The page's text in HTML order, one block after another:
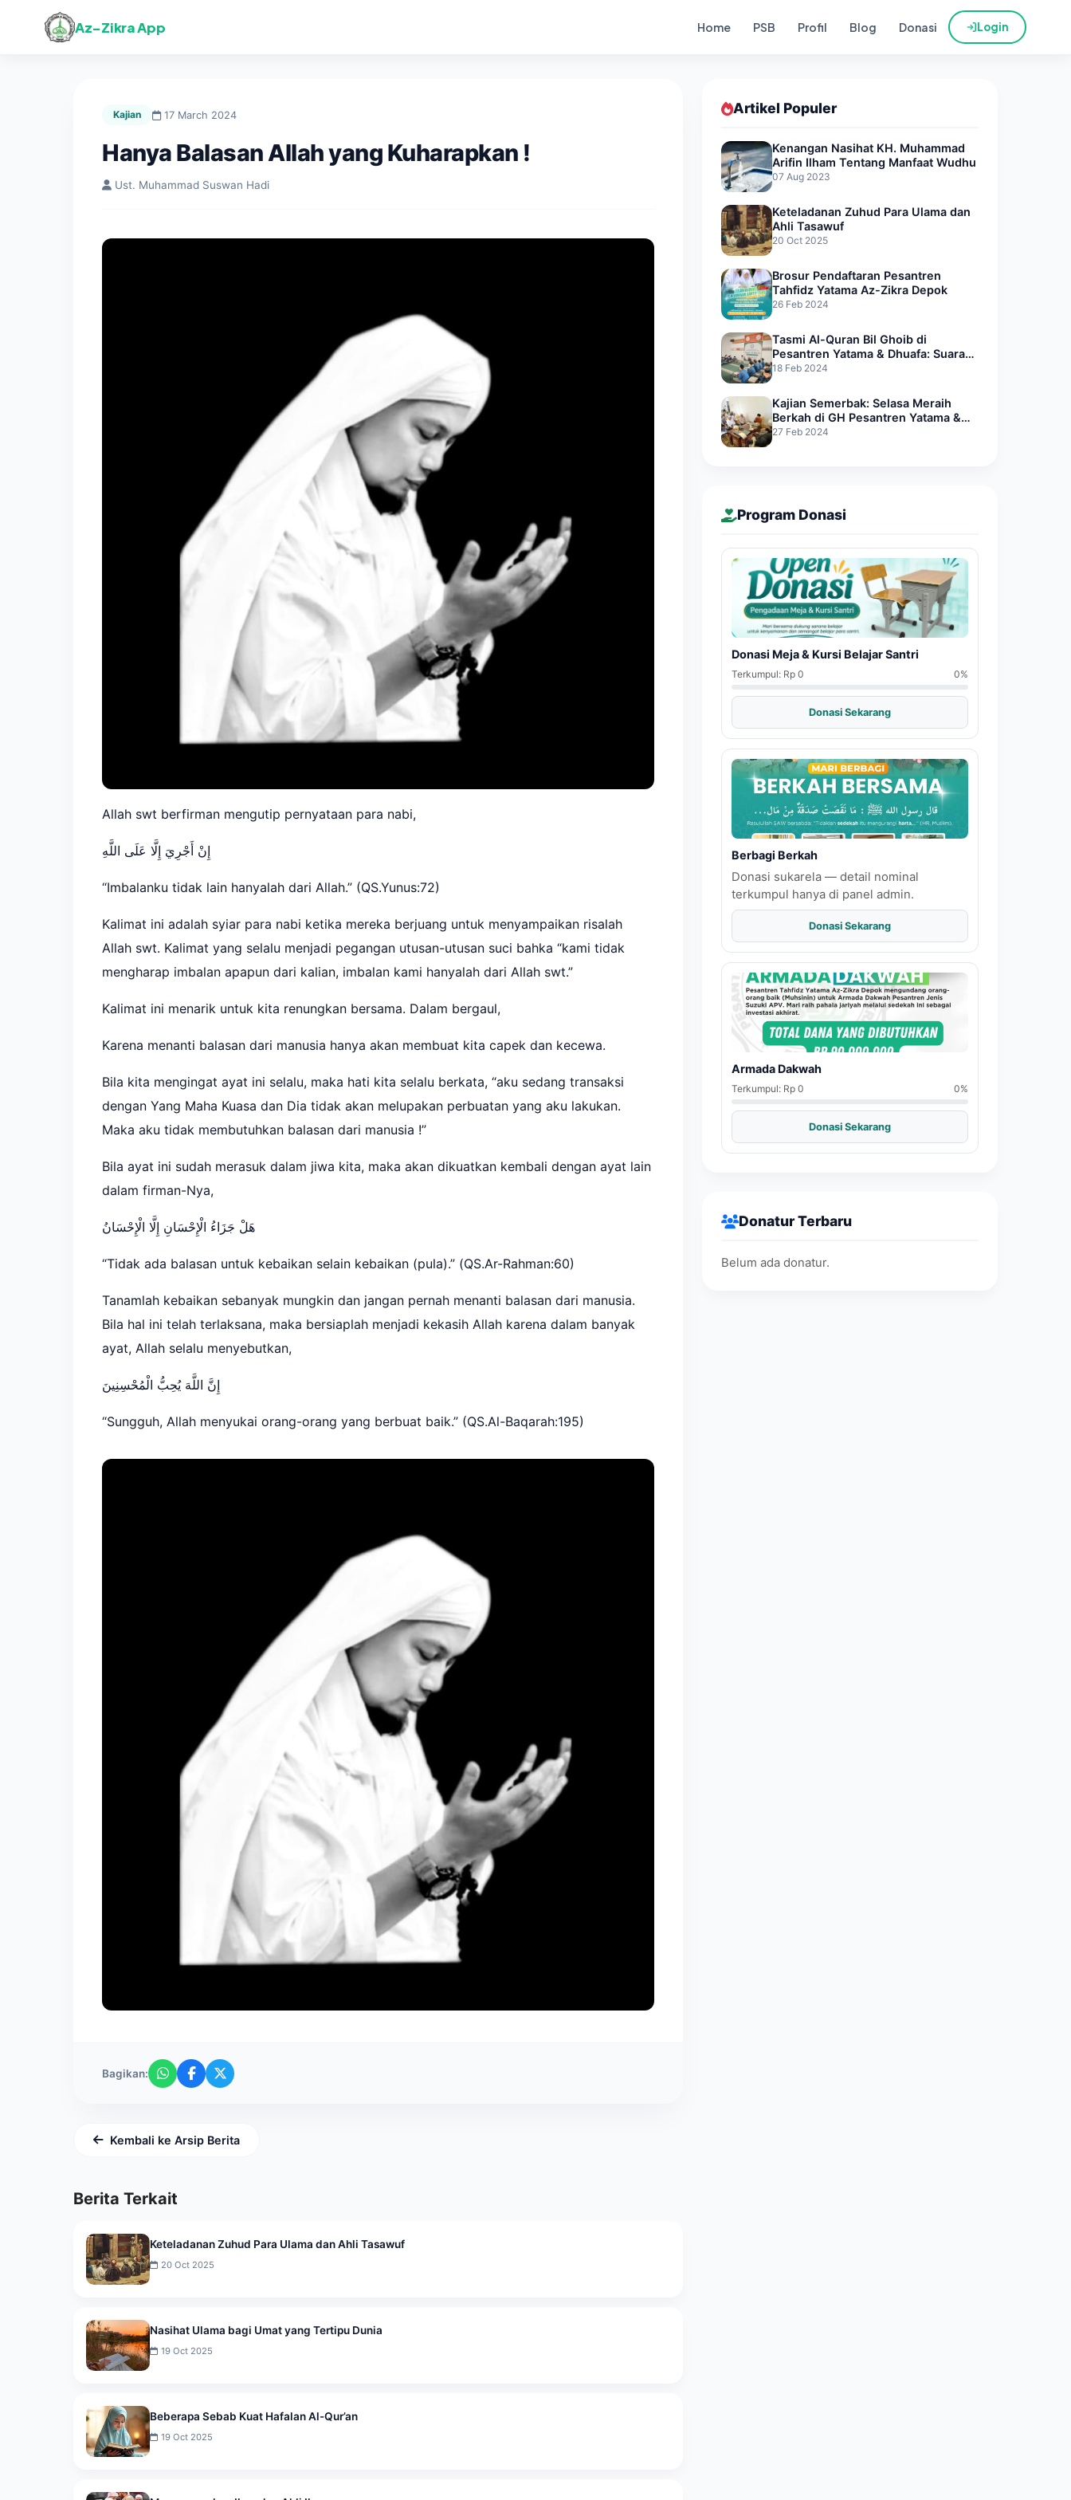
Az-Zikra App Home PSB Profil Blog Donasi Login
Kajian 17 March 2024
Hanya Balasan Allah yang Kuharapkan !
Ust. Muhammad Suswan Hadi
Allah swt berfirman mengutip pernyataan para nabi,
إِنْ أَجْرِيَ إِلَّا عَلَى اللَّهِ
“Imbalanku tidak lain hanyalah dari Allah.” (QS.Yunus:72)
Kalimat ini adalah syiar para nabi ketika mereka berjuang untuk menyampaikan risalah
Allah swt. Kalimat yang selalu menjadi pegangan utusan-utusan suci bahka “kami tidak
mengharap imbalan apapun dari kalian, imbalan kami hanyalah dari Allah swt.”
Kalimat ini menarik untuk kita renungkan bersama. Dalam bergaul,
Karena menanti balasan dari manusia hanya akan membuat kita capek dan kecewa.
Bila kita mengingat ayat ini selalu, maka hati kita selalu berkata, “aku sedang transaksi
dengan Yang Maha Kuasa dan Dia tidak akan melupakan perbuatan yang aku lakukan.
Maka aku tidak membutuhkan balasan dari manusia !”
Bila ayat ini sudah merasuk dalam jiwa kita, maka akan dikuatkan kembali dengan ayat lain
dalam firman-Nya,
هَلْ جَزَاءُ الْإِحْسَانِ إِلَّا الْإِحْسَانُ
“Tidak ada balasan untuk kebaikan selain kebaikan (pula).” (QS.Ar-Rahman:60)
Tanamlah kebaikan sebanyak mungkin dan jangan pernah menanti balasan dari manusia.
Bila hal ini telah terlaksana, maka bersiaplah menjadi kekasih Allah karena dalam banyak
ayat, Allah selalu menyebutkan,
إِنَّ اللَّهَ يُحِبُّ الْمُحْسِنِينَ
“Sungguh, Allah menyukai orang-orang yang berbuat baik.” (QS.Al-Baqarah:195)
Bagikan:
Kembali ke Arsip Berita
Berita Terkait
Keteladanan Zuhud Para Ulama dan Ahli Tasawuf
20 Oct 2025
Nasihat Ulama bagi Umat yang Tertipu Dunia
19 Oct 2025
Beberapa Sebab Kuat Hafalan Al-Qur’an
19 Oct 2025
Artikel Populer
Kenangan Nasihat KH. Muhammad
Arifin Ilham Tentang Manfaat Wudhu
07 Aug 2023
Keteladanan Zuhud Para Ulama dan
Ahli Tasawuf
20 Oct 2025
Brosur Pendaftaran Pesantren
Tahfidz Yatama Az-Zikra Depok
26 Feb 2024
Tasmi Al-Quran Bil Ghoib di
Pesantren Yatama & Dhuafa: Suara
yang Merdu dari Hati Penghafal
18 Feb 2024
Kajian Semerbak: Selasa Meraih
Berkah di GH Pesantren Yatama &
Dhuafa Azzikra
27 Feb 2024
Program Donasi
Donasi Meja & Kursi Belajar Santri
Terkumpul: Rp 0 0%
Donasi Sekarang
Berbagi Berkah
Donasi sukarela — detail nominal
terkumpul hanya di panel admin.
Donasi Sekarang
Armada Dakwah
Terkumpul: Rp 0 0%
Donasi Sekarang
Donatur Terbaru
Belum ada donatur.